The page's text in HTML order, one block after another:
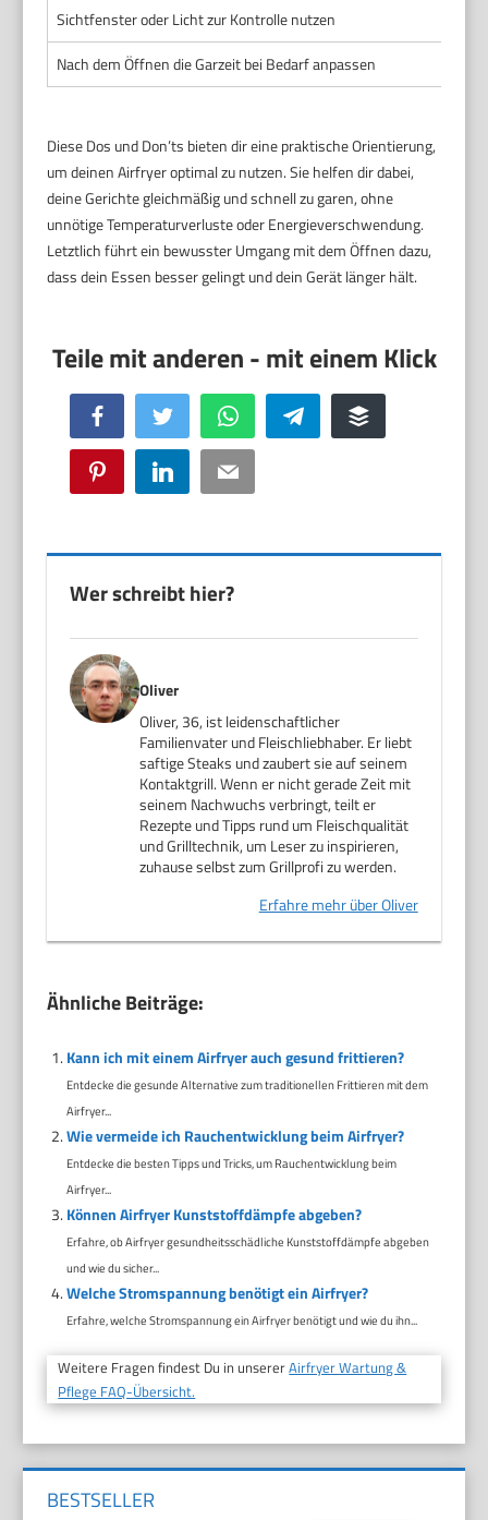
Sichtfenster oder Licht zur Kontrolle nutzen
Nach dem Öffnen die Garzeit bei Bedarf anpassen
Diese Dos und Don’ts bieten dir eine praktische Orientierung,
um deinen Airfryer optimal zu nutzen. Sie helfen dir dabei,
deine Gerichte gleichmäßig und schnell zu garen, ohne
unnötige Temperaturverluste oder Energieverschwendung.
Letztlich führt ein bewusster Umgang mit dem Öffnen dazu,
dass dein Essen besser gelingt und dein Gerät länger hält.
Facebook Twitter WhatsApp Telegram Buffer
Pinterest LinkedIn Email
Wer schreibt hier?
Oliver
Oliver, 36, ist leidenschaftlicher
Familienvater und Fleischliebhaber. Er liebt
saftige Steaks und zaubert sie auf seinem
Kontaktgrill. Wenn er nicht gerade Zeit mit
seinem Nachwuchs verbringt, teilt er
Rezepte und Tipps rund um Fleischqualität
und Grilltechnik, um Leser zu inspirieren,
zuhause selbst zum Grillprofi zu werden.
Erfahre mehr über Oliver
Ähnliche Beiträge:
Kann ich mit einem Airfryer auch gesund frittieren?
Entdecke die gesunde Alternative zum traditionellen Frittieren mit dem
Airfryer...
Wie vermeide ich Rauchentwicklung beim Airfryer?
Entdecke die besten Tipps und Tricks, um Rauchentwicklung beim
Airfryer...
Können Airfryer Kunststoffdämpfe abgeben?
Erfahre, ob Airfryer gesundheitsschädliche Kunststoffdämpfe abgeben
und wie du sicher...
Welche Stromspannung benötigt ein Airfryer?
Erfahre, welche Stromspannung ein Airfryer benötigt und wie du ihn...
Weitere Fragen findest Du in unsererAirfryer Wartung &
Pflege FAQ-Übersicht.
BESTSELLER